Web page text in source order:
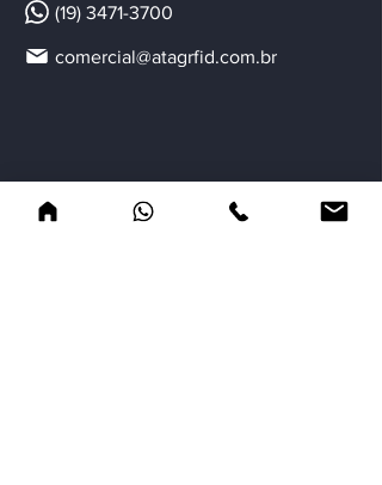
(19) 3471-3700
comercial@atagrfid.com.br
Localização